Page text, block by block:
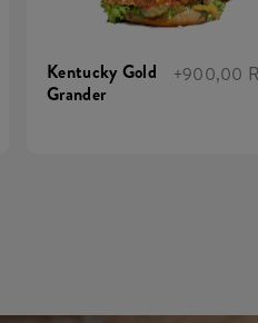
Kentucky Gold
Grander
+900,00